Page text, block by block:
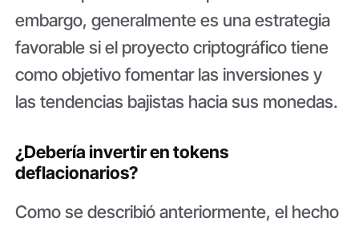
embargo, generalmente es una estrategia
favorable si el proyecto criptográfico tiene
como objetivo fomentar las inversiones y
las tendencias bajistas hacia sus monedas.
¿Debería invertir en tokens
deflacionarios?
Como se describió anteriormente, el hecho